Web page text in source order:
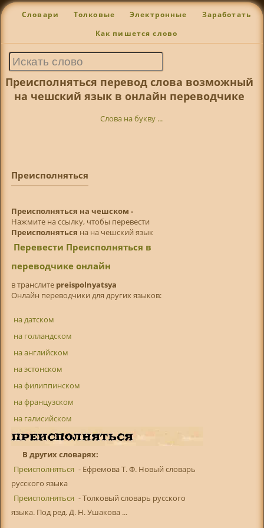
Словари Толковые Электронные Заработать
Как пишется слово
Преисполняться перевод слова возможный
на чешский язык в онлайн переводчике
Слова на букву ...
Преисполняться
Преисполняться на чешском -
Нажмите на ссылку, чтобы перевести
Преисполняться на на чешский язык
Перевести Преисполняться в
переводчике онлайн
в транслитe preispolnyatsya
Онлайн переводчики для других языков:
на датском
на голландском
на английском
на эстонском
на филиппинском
на французском
на галисийском
В других словарях:
Преисполняться - Ефремова Т. Ф. Новый словарь
русского языка
Преисполняться - Толковый словарь русского
языка. Под ред. Д. Н. Ушакова ...